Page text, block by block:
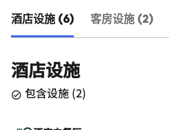
酒店设施 (6) 客房设施 (2)
酒店设施
包含设施 (2)